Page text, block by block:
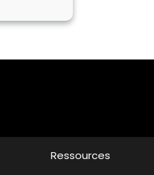
de
Frédérique
Ressources